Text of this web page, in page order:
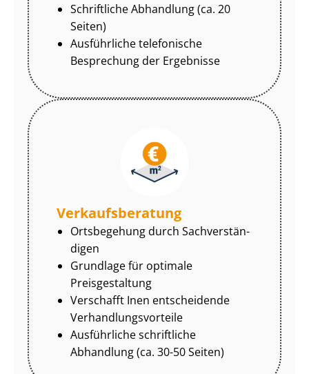
Schriftliche Abhandlung (ca. 20
Seiten)
Ausführliche telefonische
Besprechung der Ergebnisse
Ver­kaufs­be­ra­tung
Ortsbegehung durch Sach­ver­stän­
di­gen
Grundlage für optimale
Preisgestaltung
Verschafft Inen entscheidende
Ver­hand­lungs­vor­tei­le
Ausführliche schriftliche
Abhandlung (ca. 30-50 Seiten)